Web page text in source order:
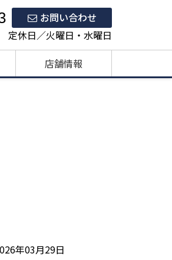
お問い合わせ
休日／火曜日・水曜日
店舗情報
年03月29日